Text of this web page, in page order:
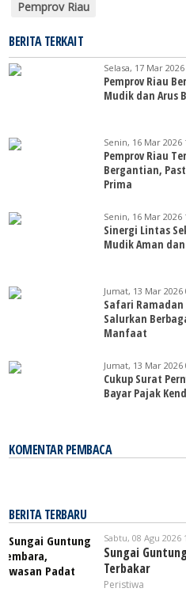
Pemprov Riau
BERITA TERKAIT
Selasa, 17 Mar
Pemprov Riau
Mudik dan Arus
Senin, 16 Mar 2026
Pemprov Riau
Bergantian,
Prima
Senin, 16 Mar 2026
Sinergi Lintas
Mudik Aman
Jumat, 13 Mar 2026
Safari Ramadan
Salurkan
Manfaat
Jumat, 13 Mar 2026
Cukup Surat
Bayar Pajak
KOMENTAR PEMBACA
BERITA TERBARU
Sabtu, 08 Agu 2026
Sungai
Terbakar
Peristiwa